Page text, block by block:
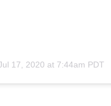
17, 2020 at 7:44am PDT